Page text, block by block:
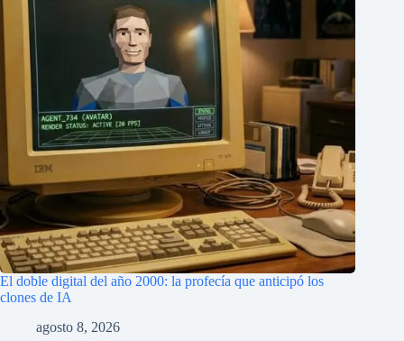
El doble digital del año 2000: la profecía que anticipó los
clones de IA
agosto 8, 2026